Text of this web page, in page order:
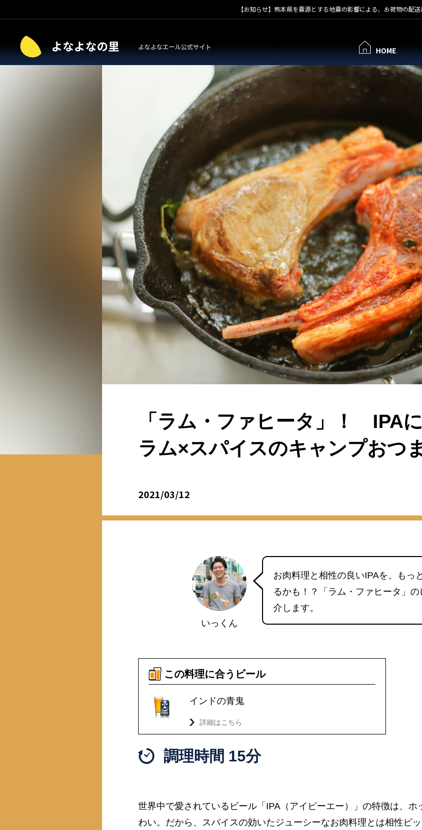
【お知らせ】熊本県を震源とする地震の影響による、お荷物の配
よなよなエール公式サイト HOME
「ラム・ファヒータ」！ IPAに
ラム×スパイスのキャンプおつま
2021/03/12
いっくん
お肉料理と相性の良いIPAを、もっ
るかも！？「ラム・ファヒータ」
介します。
この料理に合うビール
インドの青鬼
詳細はこちら
調理時間 15分
世界中で愛されているビール「IPA（アイピーエー）」の特徴は、ホ
わい。だから、スパイスの効いたジューシーなお肉料理とは相性ピッ